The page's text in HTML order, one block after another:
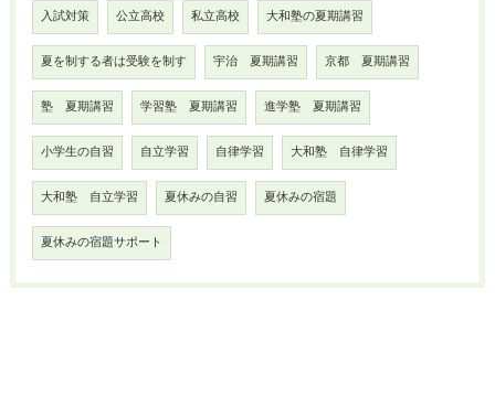
入試対策 公立高校 私立高校 大和塾の夏期講習
夏を制する者は受験を制す 宇治 夏期講習 京都 夏期講習
塾 夏期講習 学習塾 夏期講習 進学塾 夏期講習
小学生の自習 自立学習 自律学習 大和塾 自律学習
大和塾 自立学習 夏休みの自習 夏休みの宿題
夏休みの宿題サポート